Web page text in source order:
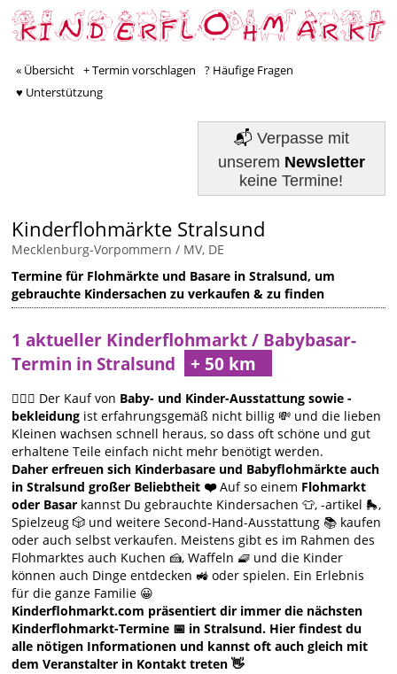
« Übersicht + Termin vorschlagen
? Häufige Fragen
♥ Unterstützung
📬 Verpasse mit
unserem Newsletter
keine Termine!
Kinderflohmärkte Stralsund
Mecklenburg-Vorpommern / MV, DE
Termine für Flohmärkte und Basare in Stralsund, um
gebrauchte Kindersachen zu verkaufen & zu finden
1 aktueller Kinderflohmarkt / Babybasar-
Termin in Stralsund
🙋🏻‍♀️ Der Kauf von Baby- und Kinder-Ausstattung sowie -
bekleidung ist erfahrungsgemäß nicht billig 💸 und die lieben
Kleinen wachsen schnell heraus, so dass oft schöne und gut
erhaltene Teile einfach nicht mehr benötigt werden.
Daher erfreuen sich Kinderbasare und Babyflohmärkte auch
in Stralsund großer Beliebtheit ❤️Auf so einem Flohmarkt
oder Basar kannst Du gebrauchte Kindersachen 👕, -artikel 🛼,
Spielzeug 🎲 und weitere Second-Hand-Ausstattung 📚 kaufen
oder auch selbst verkaufen. Meistens gibt es im Rahmen des
Flohmarktes auch Kuchen 🍰, Waffeln 🧇 und die Kinder
können auch Dinge entdecken 🚜 oder spielen. Ein Erlebnis
für die ganze Familie 😀
Kinderflohmarkt.com präsentiert dir immer die nächsten
Kinderflohmarkt-Termine 📅 in Stralsund. Hier findest du
alle nötigen Informationen und kannst oft auch gleich mit
dem Veranstalter in Kontakt treten 👋